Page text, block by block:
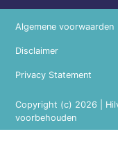
Copyright (c) 2026 |
voorbehouden
Algemene voorwaarden
Disclaimer
Privacy Statement